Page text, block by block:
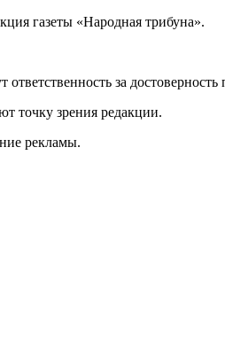
газеты «Народная трибуна».
за
точку зрения редакции.
рекламы.